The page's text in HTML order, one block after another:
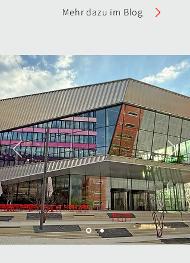
Mehr dazu im Blog